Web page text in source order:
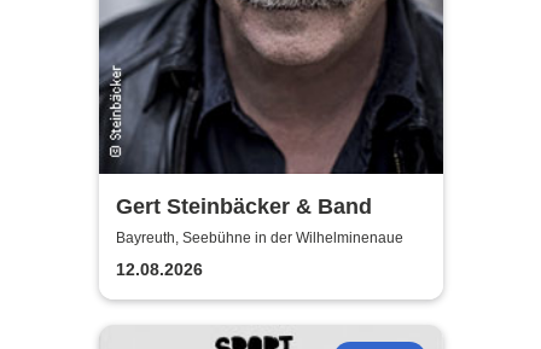
Gert Steinbäcker & Band
Bayreuth, Seebühne in der Wilhelminenaue
12.08.2026